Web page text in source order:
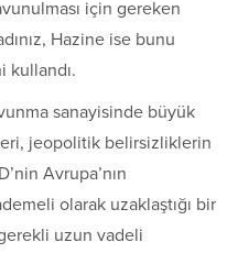
için gereken
Hazine ise bunu
kullandı.
sanayisinde büyük
jeopolitik belirsizliklerin
Avrupa’nın
olarak uzaklaştığı bir
uzun vadeli